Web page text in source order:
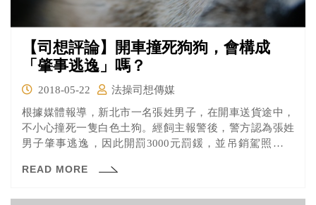
【司想評論】開車撞死狗狗，會構成
「肇事逃逸」嗎？
2018-05-22
法操司想傳媒
根據媒體報導，新北市一名張姓男子，在開車送貨途中，
不小心撞死一隻白色土狗。經飼主報警後，警方認為張姓
男子肇事逃逸，因此開罰3000元罰鍰，並吊銷駕照一個
狗需要報警，且他環顧四周並沒有找到飼主，所以才直接
READ MORE